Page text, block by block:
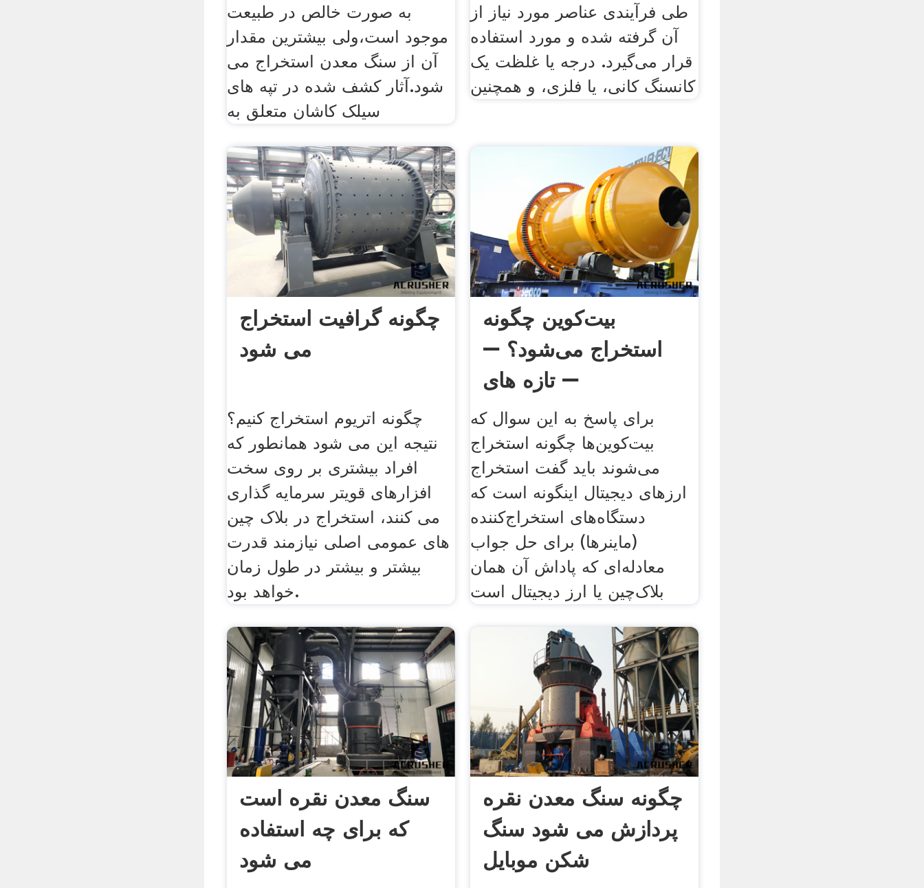
به صورت خالص در طبیعت
موجود است،ولی بیشترین مقدار
آن از سنگ معدن استخراج می
شود.آثار کشف شده در تپه های
سیلک کاشان متعلق به
طی فرآیندی عناصر مورد نیاز از
آن گرفته شده و مورد استفاده
قرار می‌گیرد. درجه یا غلظت یک
کانسنگ کانی، یا فلزی، و همچنین
چگونه گرافیت استخراج
می شود
چگونه اتریوم استخراج کنیم؟
نتیجه این می شود همانطور که
افراد بیشتری بر روی سخت
افزارهای قویتر سرمایه گذاری
می کنند، استخراج در بلاک چین
های عمومی اصلی نیازمند قدرت
بیشتر و بیشتر در طول زمان
خواهد بود.
بیت‌کوین‌ چگونه
استخراج می‌شود؟ –
– تازه های
برای پاسخ به این سوال که
بیت‌کوین‌ها چگونه استخراج
می‌شوند باید گفت استخراج
ارزهای دیجیتال اینگونه است که
دستگاه‌های استخراج‌کننده
(ماینرها) برای حل جواب
معادله‌ای که پاداش آن همان
بلاک‌چین یا ارز دیجیتال است
سنگ معدن نقره است
که برای چه استفاده
می شود
چگونه سنگ معدن نقره
پردازش می شود سنگ
شکن موبایل